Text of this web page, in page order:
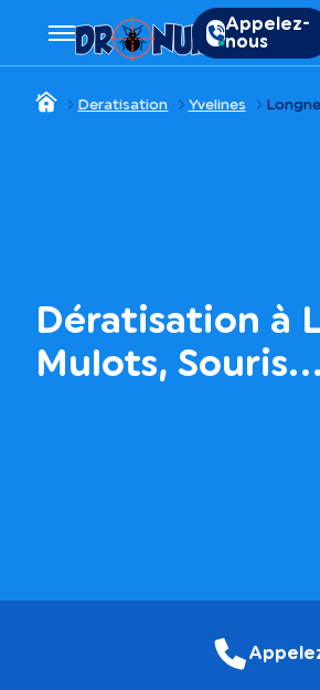
Appelez-
nous
Deratisation Yvelines
Dératisation à
Mulots, Souris…